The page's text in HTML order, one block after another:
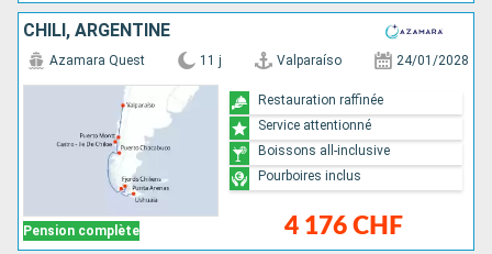
CHILI, ARGENTINE
Pension complète
Azamara Quest 11 j Valparaíso 24/01/2028
4 176 CHF
Restauration raffinée
Service attentionné
Boissons all-inclusive
Pourboires inclus